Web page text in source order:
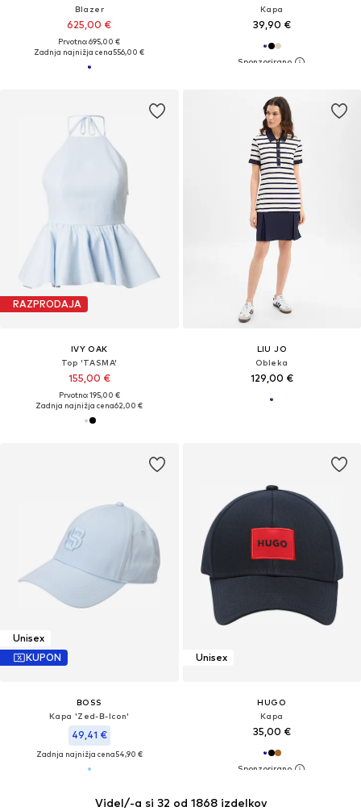
Blazer
625,00 €
Prvotno: 695,00 €
Zadnja najnižja cena556,00 €
Kapa
39,90 €
RAZPRODAJA
IVY OAK
Top 'TASMA'
155,00 €
Prvotno: 195,00 €
Zadnja najnižja cena62,00 €
LIU JO
Obleka
129,00 €
Unisex
KUPON
BOSS
Kapa 'Zed-B-Icon'
49,41 €
Zadnja najnižja cena54,90 €
Unisex
HUGO
Kapa
35,00 €
Videl/-a si 32 od 1868 izdelkov